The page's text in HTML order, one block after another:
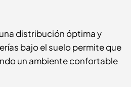
distribución óptima y
bajo el suelo permite que
un ambiente confortable